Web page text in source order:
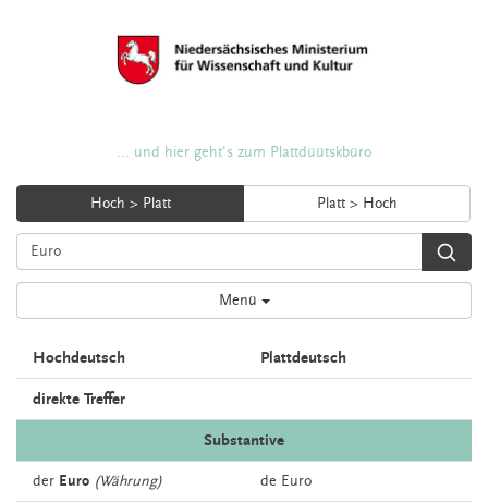
... und hier geht's zum Plattdüütskbüro
Hoch > Platt Platt > Hoch
Menü
Hochdeutsch Plattdeutsch
direkte Treffer
Substantive
der Euro (Währung) de Euro